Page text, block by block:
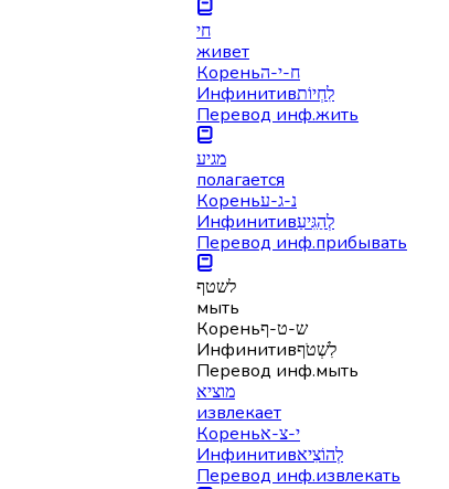
חי
живет
Кореньח-י-ה
Инфинитивלִחְיוֹת
Перевод инф.жить
מגיע
полагается
Кореньנ-ג-ע
Инфинитивלְהַגִּיעַ
Перевод инф.прибывать
לשטף
мыть
Кореньש-ט-ף
Инфинитивלִשְׁטֹף
Перевод инф.мыть
מוציא
извлекает
Кореньי-צ-א
Инфинитивלְהוֹצִיא
Перевод инф.извлекать